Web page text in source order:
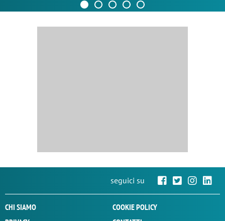
seguici su
CHI SIAMO
COOKIE POLICY